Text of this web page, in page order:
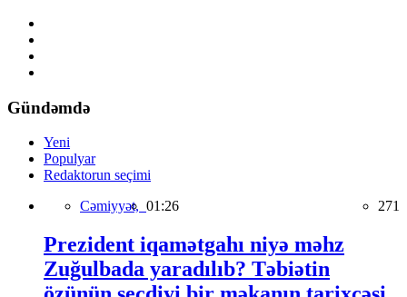
Gündəmdə
Yeni
Populyar
Redaktorun seçimi
Cəmiyyət, 01:26 271
Prezident iqamətgahı niyə məhz
Zuğulbada yaradılıb? Təbiətin